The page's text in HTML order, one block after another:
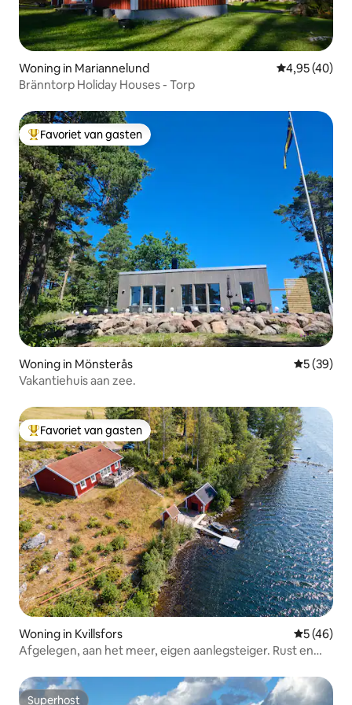
Woning in Mariannelund Gemiddelde
4,95 (40)
Bränntorp Holiday Houses - Torp
Topfavoriet van gasten
Favoriet van gasten
Woning in Mönsterås
5 (39)
Vakantiehuis aan zee.
Topfavoriet van gasten
Favoriet van gasten
Woning in Kvillsfors
5 (46)
Afgelegen, aan het meer, eigen aanlegsteiger. Rust en
Superhost